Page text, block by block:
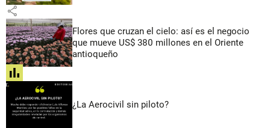
share
Flores que cruzan el cielo: así es el negocio
que mueve US$ 380 millones en el Oriente
antioqueño
share
¿La Aerocivil sin piloto?